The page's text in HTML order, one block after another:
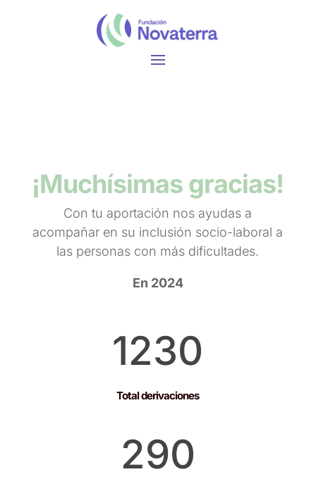
¡Muchísimas gracias!
Con tu aportación nos ayudas a
acompañar en su inclusión socio-laboral a
las personas con más dificultades.
En 2024
1230
Total derivaciones
290